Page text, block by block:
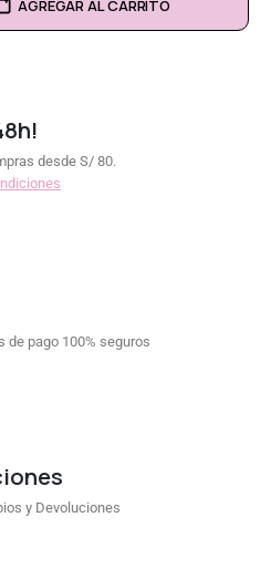
AGREGAR AL CARRITO
desde S/ 80.
pago 100% seguros
y Devoluciones